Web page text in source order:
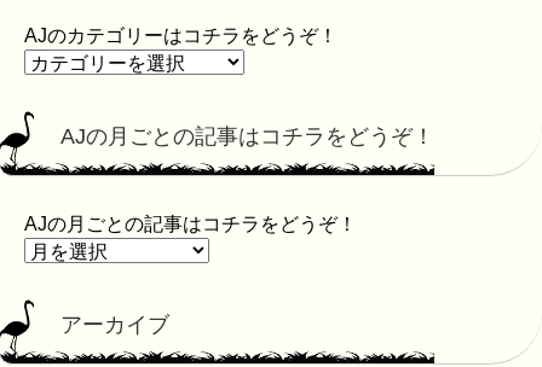
AJのカテゴリーはコチラをどうぞ！
AJの月ごとの記事はコチラをどうぞ！
AJの月ごとの記事はコチラをどうぞ！
アーカイブ